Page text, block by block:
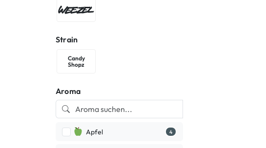
WEEZEL®
Strain
Candy
ShopzCandy Shopz
Aroma
Apfel 4